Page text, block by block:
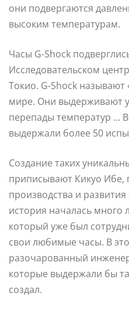
они подвергаются
высоким температурам.
Часы G-Shock
Исследовательском
Токио. G-Shock
мире. Они выдерживают
перепады температур …
выдержали более 50
Создание таких
приписывают Кикуо Ибе,
производства и
история началась много
который уже был
свои любимые часы. В
разочарованный
которые выдержали бы
создал.